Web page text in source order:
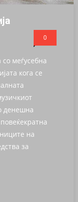
0
меѓусебна
кога се
денешна
на
за